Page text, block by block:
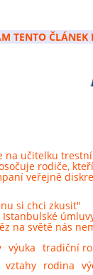
TENTO
na učitelku
rodiče,
veřejně
si chci zkusit"
na světě nás
výuka tradiční
vztahy rodina